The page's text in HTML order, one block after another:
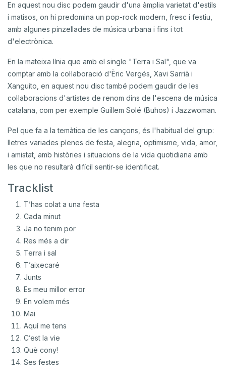
En aquest nou disc podem gaudir d'una àmplia varietat d'estils
i matisos, on hi predomina un pop-rock modern, fresc i festiu,
amb algunes pinzellades de música urbana i fins i tot
d'electrònica.
En la mateixa línia que amb el single "Terra i Sal", que va
comptar amb la col·laboració d'Èric Vergés, Xavi Sarrià i
Xanguito, en aquest nou disc també podem gaudir de les
col·laboracions d'artistes de renom dins de l'escena de música
catalana, com per exemple Guillem Solé (Buhos) i Jazzwoman.
Pel que fa a la temàtica de les cançons, és l'habitual del grup:
lletres variades plenes de festa, alegria, optimisme, vida, amor,
i amistat, amb històries i situacions de la vida quotidiana amb
les que no resultarà difícil sentir-se identificat.
Tracklist
T’has colat a una festa
Cada minut
Ja no tenim por
Res més a dir
Terra i sal
T’aixecaré
Junts
Es meu millor error
En volem més
Mai
Aquí me tens
C’est la vie
Què cony!
Ses festes